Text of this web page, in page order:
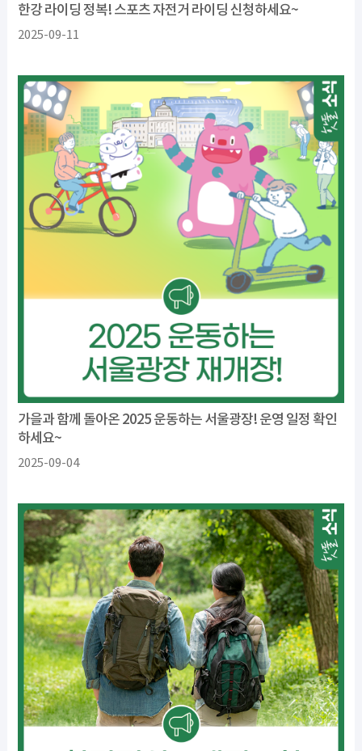
한강 라이딩 정복! 스포츠 자전거 라이딩 신청하세요~
2025-09-11
가을과 함께 돌아온 2025 운동하는 서울광장! 운영 일정 확인
하세요~
2025-09-04